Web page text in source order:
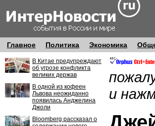
Главное Политика Экономика
В Китае предупреждают
об угрозе конфликта
великих держав
В одной из кофеен
Львова неожиданно
появилась Анджелина
Джоли
Bloomberg рассказал о
и